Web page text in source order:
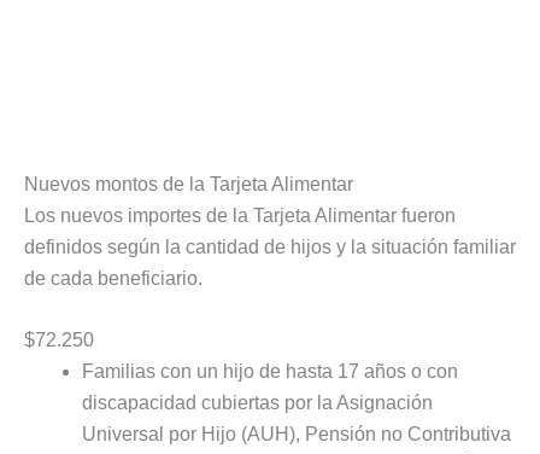
Nuevos montos de la Tarjeta Alimentar
Los nuevos importes de la Tarjeta Alimentar fueron
definidos según la cantidad de hijos y la situación familiar
de cada beneficiario.
$72.250
Familias con un hijo de hasta 17 años o con
discapacidad cubiertas por la Asignación
Universal por Hijo (AUH), Pensión no Contributiva